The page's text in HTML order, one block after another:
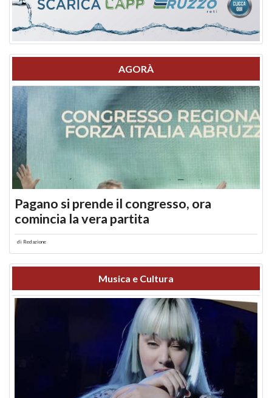
AGORÀ
Pagano si prende il congresso, ora
comincia la vera partita
di Redazione
Musica e Cultura